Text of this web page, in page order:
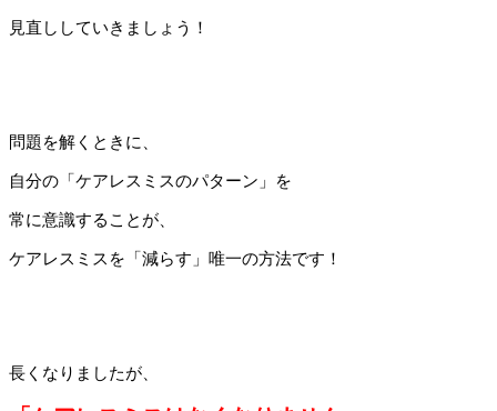
見直ししていきましょう！
問題を解くときに、
自分の「ケアレスミスのパターン」を
常に意識することが、
ケアレスミスを「減らす」唯一の方法です！
長くなりましたが、